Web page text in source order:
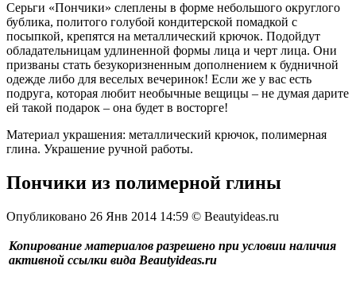
Серьги «Пончики» слеплены в форме небольшого округлого
бублика, политого голубой кондитерской помадкой с
посыпкой, крепятся на металлический крючок. Подойдут
обладательницам удлиненной формы лица и черт лица. Они
призваны стать безукоризненным дополнением к будничной
одежде либо для веселых вечеринок! Если же у вас есть
подруга, которая любит необычные вещицы – не думая дарите
ей такой подарок – она будет в восторге!
Материал украшения: металлический крючок, полимерная
глина. Украшение ручной работы.
Пончики из полимерной глины
Опубликовано 26 Янв 2014 14:59 © Beautyideas.ru
Копирование материалов разрешено при условии наличия
активной ссылки вида Beautyideas.ru